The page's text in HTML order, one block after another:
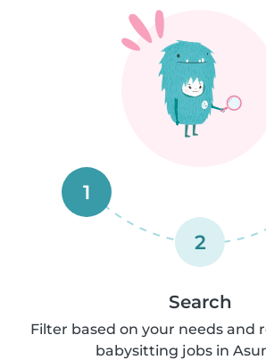
1
2
Search
Filter based on your needs and
babysitting jobs in